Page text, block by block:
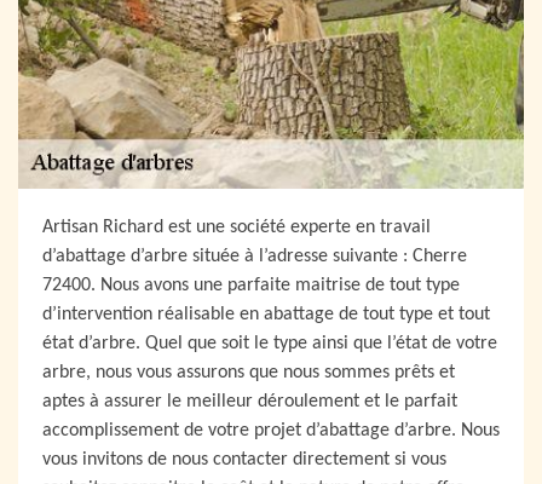
Artisan Richard est une société experte en travail
d’abattage d’arbre située à l’adresse suivante : Cherre
72400. Nous avons une parfaite maitrise de tout type
d’intervention réalisable en abattage de tout type et tout
état d’arbre. Quel que soit le type ainsi que l’état de votre
arbre, nous vous assurons que nous sommes prêts et
aptes à assurer le meilleur déroulement et le parfait
accomplissement de votre projet d’abattage d’arbre. Nous
vous invitons de nous contacter directement si vous